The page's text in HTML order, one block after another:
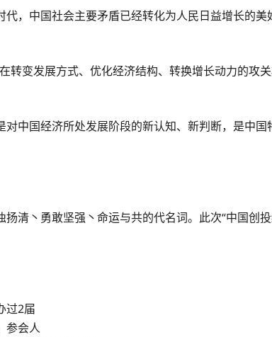
，中国社会主要矛盾已经转化为人民日益增长的
转变发展方式、优化经济结构、转换增长动力的攻
中国经济所处发展阶段的新认知、新判断，是中
清丶勇敢坚强丶命运与共的代名词。此次“中国创
过2届
参会人